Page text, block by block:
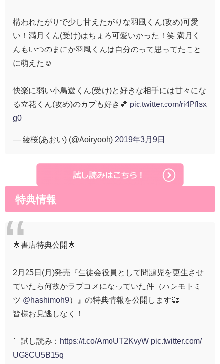
構われたがりで少し甘えたがりな羽風くん(攻め)可愛
い！満月くん(受け)はちょろ可愛いかった！笑 満月く
んもいつのまにか羽風くんは自分のって思ってたこと
に萌えた☺️
快楽に弱い小鳥遊くん(受け)と好きな相手には甘々にな
る立花くん(攻め)のカプも好き💕 pic.twitter.com/ri4Pflsx
g0
— 綾桜(あおい) (@Aoiryooh) 2019年3月9日
特典情報
🌟書店特典公開🌟
2月25日(月)発売『生徒会役員として問題児を更生させ
ていたら何故かラブコメになっていた件（ハシモトミ
ツ @hashimoh9）』の特典情報を公開します💞
皆様お見逃しなく！
📙試し読み： https://t.co/AmoUT2KvyW pic.twitter.com/
UG8CU5B15q